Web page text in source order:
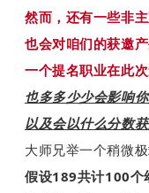
然而，还有一些非
也会对咱们的获邀
一个提名职业在此
也多多少少会影响你
以及会以什么分数获
大师兄举一个稍微
假设189共计100个